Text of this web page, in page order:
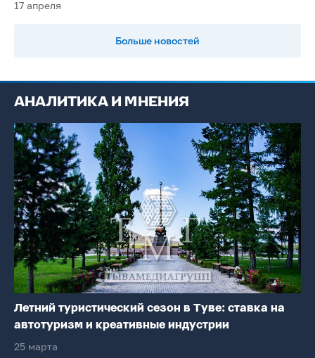
17 апреля
Больше новостей
АНАЛИТИКА И МНЕНИЯ
Летний туристический сезон в Туве: ставка на
автотуризм и креативные индустрии
25 марта